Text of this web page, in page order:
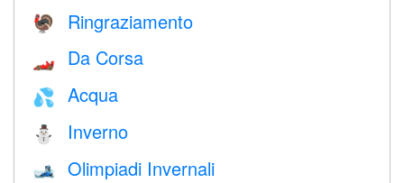
🦃 Ringraziamento
🏎 Da Corsa
💦 Acqua
⛄ Inverno
🎿 Olimpiadi Invernali